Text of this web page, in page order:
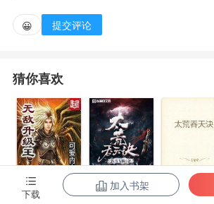
道！ 感谢各位书友的支持！
😀 提交评论
猜你喜欢
无敌升级王
柳无邪和徐凌
太荒吞天诀
下载
加入书架